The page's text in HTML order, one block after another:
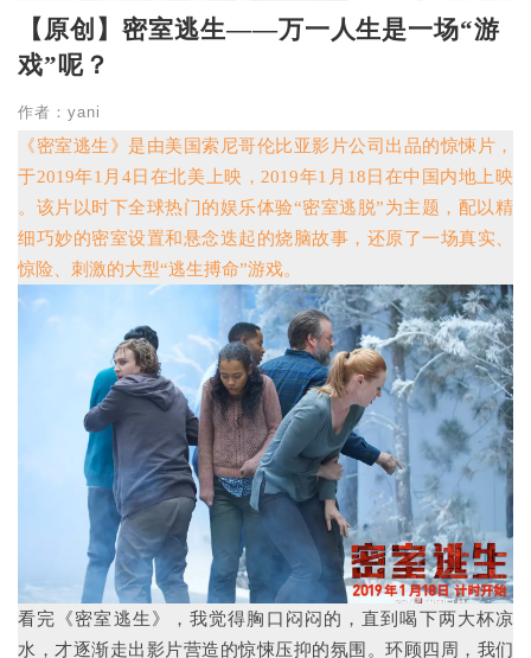
【原创】密室逃生——万一人生是一场“游
戏”呢？
作者：yani
《密室逃生》是由美国索尼哥伦比亚影片公司出品的惊悚片，
于2019年1月4日在北美上映，2019年1月18日在中国内地上映
。该片以时下全球热门的娱乐体验“密室逃脱”为主题，配以精
细巧妙的密室设置和悬念迭起的烧脑故事，还原了一场真实、
惊险、刺激的大型“逃生搏命”游戏。
看完《密室逃生》，我觉得胸口闷闷的，直到喝下两大杯凉
水，才逐渐走出影片营造的惊悚压抑的氛围。环顾四周，我们